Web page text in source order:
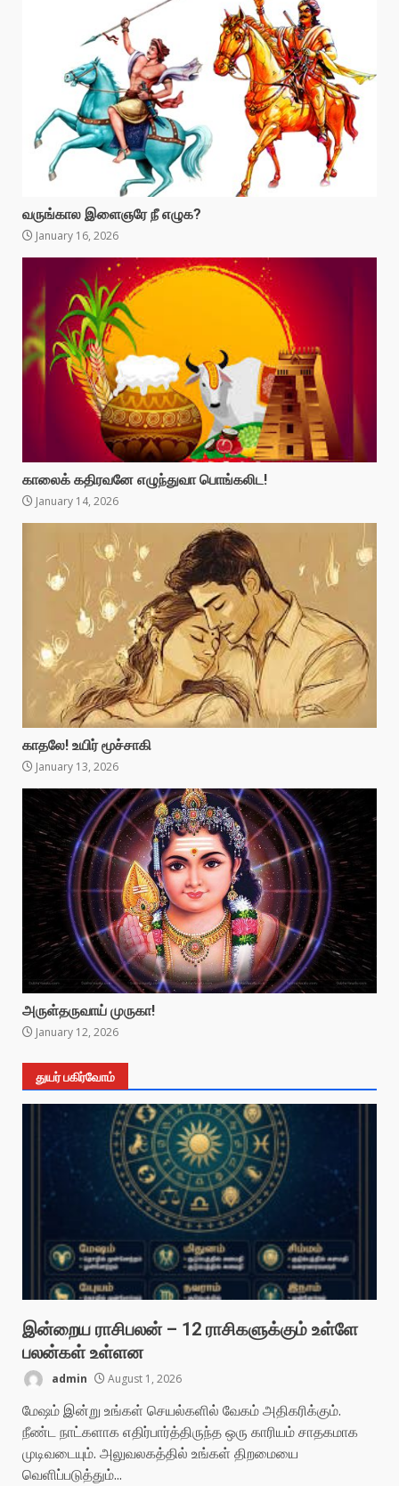
வருங்கால இளைஞரே நீ எழுக?
January 16, 2026
காலைக் கதிரவனே எழுந்துவா பொங்கலிட!
January 14, 2026
காதலே! உயிர் மூச்சாகி
January 13, 2026
அருள்தருவாய் முருகா!
January 12, 2026
துயர் பகிர்வோம்
இன்றைய ராசிபலன் – 12 ராசிகளுக்கும் உள்ளே
பலன்கள் உள்ளன
admin August 1, 2026
மேஷம் இன்று உங்கள் செயல்களில் வேகம் அதிகரிக்கும்.
நீண்ட நாட்களாக எதிர்பார்த்திருந்த ஒரு காரியம் சாதகமாக
முடிவடையும். அலுவலகத்தில் உங்கள் திறமையை
வெளிப்படுத்தும்...